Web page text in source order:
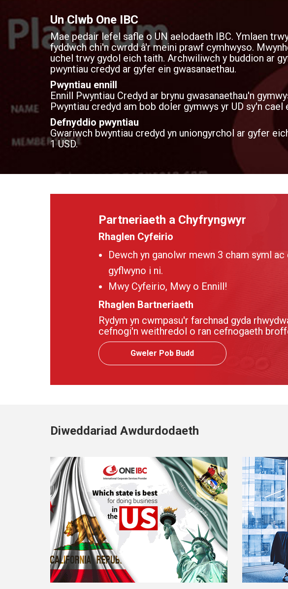
Un Clwb One IBC
Mae pedair lefel safle o UN aelodaeth IBC. Ymlaen
fyddwch chi'n cwrdd â'r meini prawf cymhwyso.
uchel trwy gydol eich taith. Archwiliwch y buddion ar
pwyntiau credyd ar gyfer ein gwasanaethau.
Pwyntiau ennill
Ennill Pwyntiau Credyd ar brynu gwasanaethau'n
Pwyntiau credyd am bob doler gymwys yr UD sy'n cael
Defnyddio pwyntiau
Gwariwch bwyntiau credyd yn uniongyrchol ar gyfer
1 USD.
Partneriaeth a Chyfryngwyr
Rhaglen Cyfeirio
Dewch yn ganolwr mewn 3 cham syml
gyflwyno i ni.
Mwy Cyfeirio, Mwy o Ennill!
Rhaglen Bartneriaeth
Rydym yn cwmpasu'r farchnad gyda
cefnogi'n weithredol o ran cefnogaeth
Gweler Pob Budd
Diweddariad Awdurdodaeth